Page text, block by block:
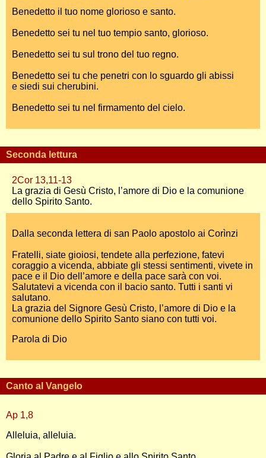
Benedetto il tuo nome glorioso e santo.
Benedetto sei tu nel tuo tempio santo, glorioso.
Benedetto sei tu sul trono del tuo regno.
Benedetto sei tu che penetri con lo sguardo gli abissi
e siedi sui cherubini.
Benedetto sei tu nel firmamento del cielo.
Seconda lettura
2Cor 13,11-13
La grazia di Gesù Cristo, l’amore di Dio e la comunione
dello Spirito Santo.
Dalla seconda lettera di san Paolo apostolo ai Corìnzi
Fratelli, siate gioiosi, tendete alla perfezione, fatevi
coraggio a vicenda, abbiate gli stessi sentimenti, vivete in
pace e il Dio dell’amore e della pace sarà con voi.
Salutatevi a vicenda con il bacio santo. Tutti i santi vi
salutano.
La grazia del Signore Gesù Cristo, l’amore di Dio e la
comunione dello Spirito Santo siano con tutti voi.
Parola di Dio
Canto al Vangelo
Ap 1,8
Alleluia, alleluia.